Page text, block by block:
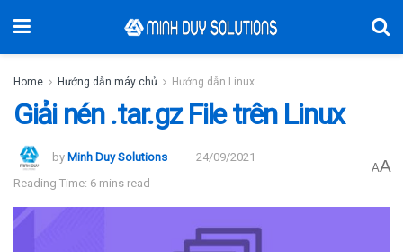
Home Hướng dẫn máy chủ Hướng dẫn Linux
Giải nén .tar.gz File trên Linux
by Minh Duy Solutions
24/09/2021
Reading Time: 6 mins read
AA